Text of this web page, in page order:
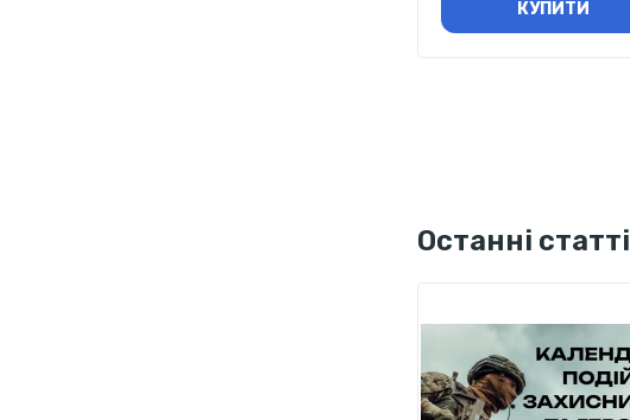
КУПИТИ
Останні статті